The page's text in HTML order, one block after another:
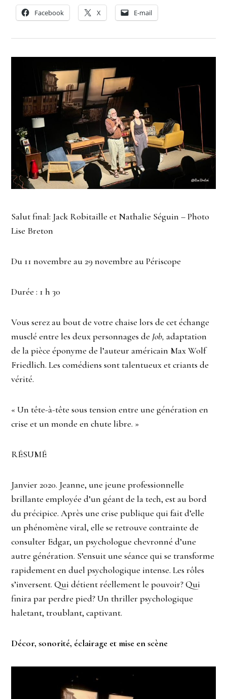
Facebook
X E-mail
Salut final: Jack Robitaille et Nathalie Séguin – Photo
Lise Breton
Du 11 novembre au 29 novembre au Périscope
Durée : 1 h 30
Vous serez au bout de votre chaise lors de cet échange
musclé entre les deux personnages de Job,adaptation
de la pièce éponyme de l’auteur américain Max Wolf
Friedlich. Les comédiens sont talentueux et criants de
vérité.
« Un tête-à-tête sous tension entre une génération en
crise et un monde en chute libre. »
RÉSUMÉ
Janvier 2020. Jeanne, une jeune professionnelle
brillante employée d’un géant de la tech, est au bord
du précipice. Après une crise publique qui fait d’elle
un phénomène viral, elle se retrouve contrainte de
consulter Edgar, un psychologue chevronné d’une
autre génération. S’ensuit une séance qui se transforme
rapidement en duel psychologique intense. Les rôles
s’inversent. Qui détient réellement le pouvoir? Qui
finira par perdre pied? Un thriller psychologique
haletant, troublant, captivant.
Décor, sonorité, éclairage et mise en scène